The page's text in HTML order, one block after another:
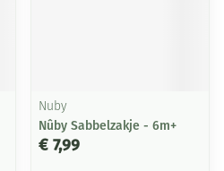
Nuby
Nûby Sabbelzakje - 6m+
€ 7,99